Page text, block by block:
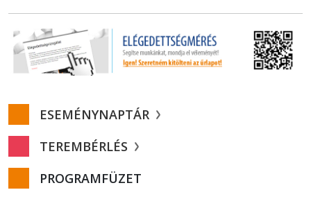
ESEMÉNYNAPTÁR
TEREMBÉRLÉS
PROGRAMFÜZET